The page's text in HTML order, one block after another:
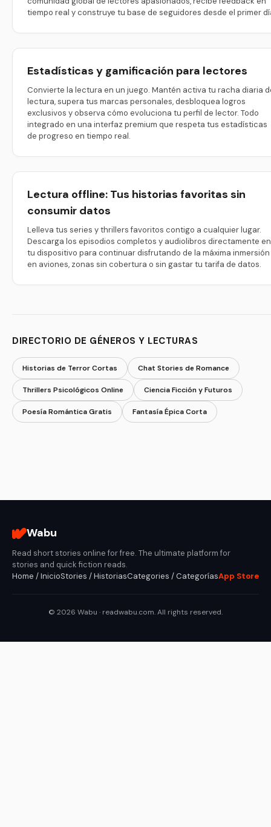
tiempo real y construye tu base de seguidores desde el primer
Estadísticas y gamificación para lectores
Convierte la lectura en un juego. Mantén activa tu racha diaria
lectura, supera tus marcas personales, desbloquea logros
exclusivos y observa cómo evoluciona tu perfil de lector. Todo
integrado en una interfaz premium que respeta tus estadísticas
de progreso en tiempo real.
Lectura offline: Tus historias favoritas sin
consumir datos
Lelleva tus series y thrillers favoritos contigo a cualquier lugar.
Descarga los episodios completos y audiolibros directamente en
tu dispositivo para continuar disfrutando de la máxima inmersión
en aviones, zonas sin cobertura o sin gastar tu tarifa de datos.
DIRECTORIO DE GÉNEROS Y LECTURAS
Historias de Terror Cortas Chat Stories de Romance
Thrillers Psicológicos Online Ciencia Ficción y Futuros
Poesía Romántica Gratis Fantasía Épica Corta
Wabu
Read short stories online for free. The ultimate platform for
stories and quick fiction reads.
Home / InicioStories / HistoriasCategories / CategoríasApp Store
© 2026 Wabu · readwabu.com. All rights reserved.